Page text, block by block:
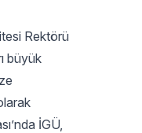
Rektörü
büyük
İGÜ,